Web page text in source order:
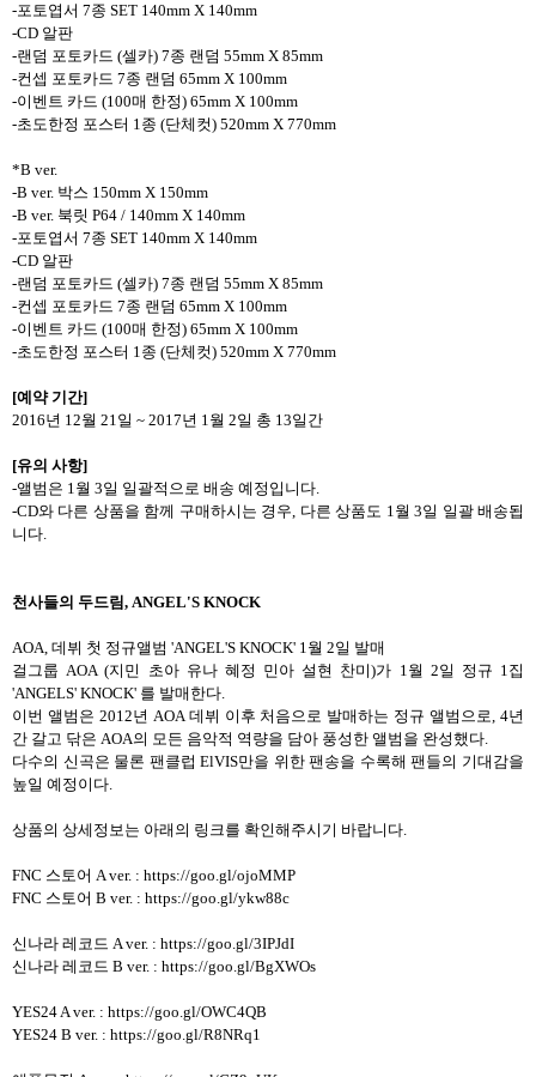
-포토엽서 7종 SET 140mm X 140mm
-CD 알판
-랜덤 포토카드 (셀카) 7종 랜덤 55mm X 85mm
-컨셉 포토카드 7종 랜덤 65mm X 100mm
-이벤트 카드 (100매 한정) 65mm X 100mm
-초도한정 포스터 1종 (단체컷) 520mm X 770mm
*B ver.
-B ver. 박스 150mm X 150mm
-B ver. 북릿 P64 / 140mm X 140mm
-포토엽서 7종 SET 140mm X 140mm
-CD 알판
-랜덤 포토카드 (셀카) 7종 랜덤 55mm X 85mm
-컨셉 포토카드 7종 랜덤 65mm X 100mm
-이벤트 카드 (100매 한정) 65mm X 100mm
-초도한정 포스터 1종 (단체컷) 520mm X 770mm
[예약 기간]
2016년 12월 21일 ~ 2017년 1월 2일 총 13일간
[유의 사항]
-앨범은 1월 3일 일괄적으로 배송 예정입니다.
-CD와 다른 상품을 함께 구매하시는 경우, 다른 상품도 1월3일 일괄 배송됩
니다.
천사들의 두드림, ANGEL'S KNOCK
AOA, 데뷔 첫 정규앨범 'ANGEL'S KNOCK' 1월 2일 발매
걸그룹 AOA (지민 초아 유나 혜정 민아 설현 찬미)가 1월 2일 정규 1집
'ANGELS' KNOCK' 를 발매한다.
이번 앨범은 2012년 AOA데뷔 이후 처음으로 발매하는 정규 앨범으로, 4년
간 갈고 닦은 AOA의 모든 음악적 역량을 담아 풍성한 앨범을 완성했다.
다수의 신곡은 물론 팬클럽 ElVIS만을 위한 팬송을 수록해 팬들의 기대감을
높일 예정이다.
상품의 상세정보는 아래의 링크를 확인해주시기 바랍니다.
FNC 스토어 A ver. : https://goo.gl/ojoMMP
FNC 스토어 B ver. : https://goo.gl/ykw88c
신나라 레코드 A ver. : https://goo.gl/3IPJdI
신나라 레코드 B ver. : https://goo.gl/BgXWOs
YES24 A ver. : https://goo.gl/OWC4QB
YES24 B ver. : https://goo.gl/R8NRq1